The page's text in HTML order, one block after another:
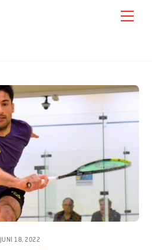
JUNI 18, 2022